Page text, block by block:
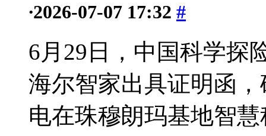
·2026-07-07 17:32 #
6月29日，中国科学探
海尔智家出具证明函，
电在珠穆朗玛基地智慧